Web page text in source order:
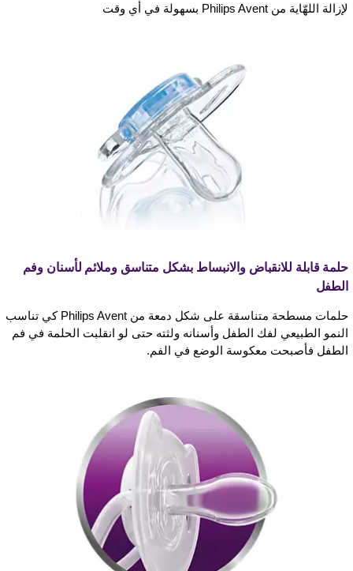
لإزالة اللهّاية من Philips Avent بسهولة في أي وقت
حلمة قابلة للانقباض والانبساط بشكل متناسق وملائم لأسنان وفم
الطفل
حلمات مسطحة متناسقة على شكل دمعة من Philips Avent كي تناسب
النمو الطبيعي لفك الطفل وأسنانه ولثته حتى لو انقلبت الحلمة في فم
الطفل فأصبحت معكوسة الوضع في الفم.